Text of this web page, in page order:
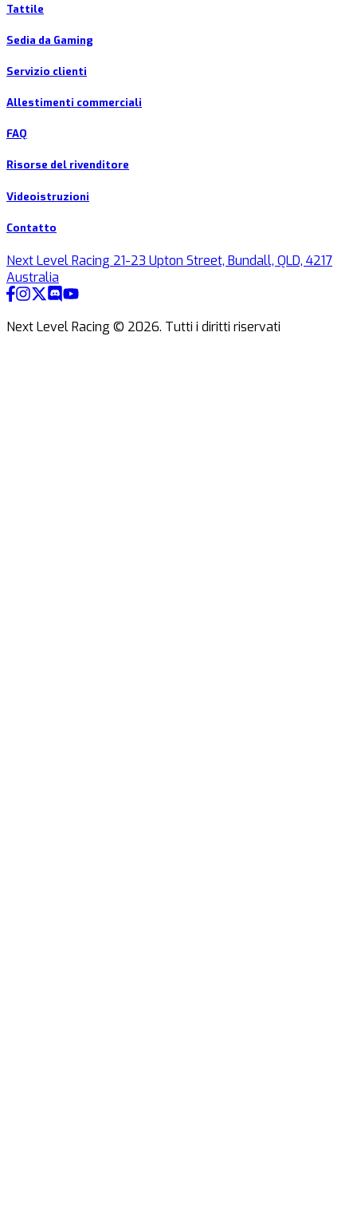
Tattile
Sedia da Gaming
Servizio clienti
Allestimenti commerciali
FAQ
Risorse del rivenditore
Videoistruzioni
Contatto
Next Level Racing 21-23 Upton Street, Bundall, QLD, 4217
Australia
Next Level Racing © 2026. Tutti i diritti riservati